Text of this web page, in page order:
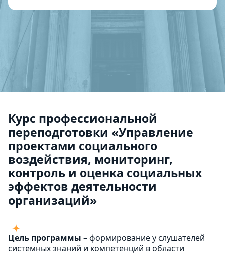
Курс профессиональной
переподготовки «Управление
проектами социального
воздействия, мониторинг,
контроль и оценка социальных
эффектов деятельности
организаций»
Цель программы – формирование у слушателей
системных знаний и компетенций в области